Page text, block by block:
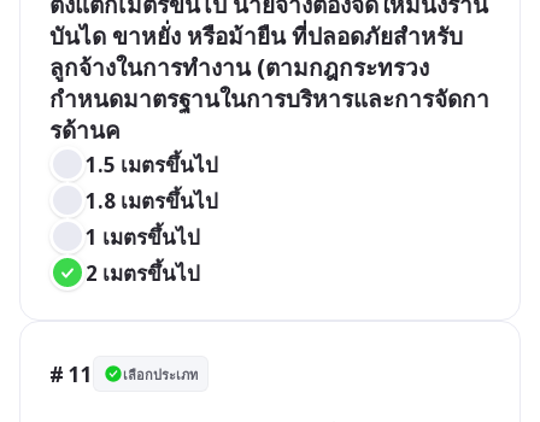
บันได ขาหยั่ง หรือม้ายืน ที่ปลอดภัยสำหรับ
ลูกจ้างในการทำงาน (ตามกฎกระทรวง
กำหนดมาตรฐานในการบริหารและการจัดกา
รด้านค
1.5 เมตรขึ้นไป
1.8 เมตรขึ้นไป
1 เมตรขึ้นไป
2 เมตรขึ้นไป
# 11 เลือกประเภท